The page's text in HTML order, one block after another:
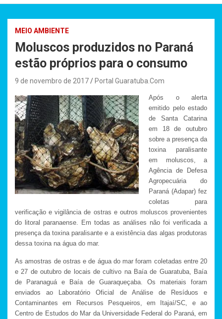
MEIO AMBIENTE
Moluscos produzidos no Paraná
estão próprios para o consumo
9 de novembro de 2017 Portal Guaratuba.Com
Após o alerta
emitido pelo estado
de Santa Catarina
em 18 de outubro
sobre a presença da
toxina paralisante
em moluscos, a
Agência de Defesa
Agropecuária do
Paraná (Adapar) fez
coletas para
verificação e vigilância de ostras e outros moluscos provenientes
do litoral paranaense. Em todas as análises não foi verificada a
presença da toxina paralisante e a existência das algas produtoras
dessa toxina na água do mar.
As amostras de ostras e de água do mar foram coletadas entre 20
e 27 de outubro de locais de cultivo na Baía de Guaratuba, Baía
de Paranaguá e Baía de Guaraqueçaba. Os materiais foram
enviados ao Laboratório Oficial de Análise de Resíduos e
Contaminantes em Recursos Pesqueiros, em Itajaí/SC, e ao
Centro de Estudos do Mar da Universidade Federal do Paraná, em